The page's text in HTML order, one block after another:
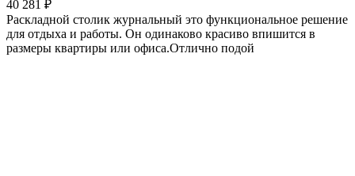
40 281 ₽
Раскладной столик журнальный это функциональное решение
для отдыха и работы. Он одинаково красиво впишится в
размеры квартиры или офиса.Отлично подой